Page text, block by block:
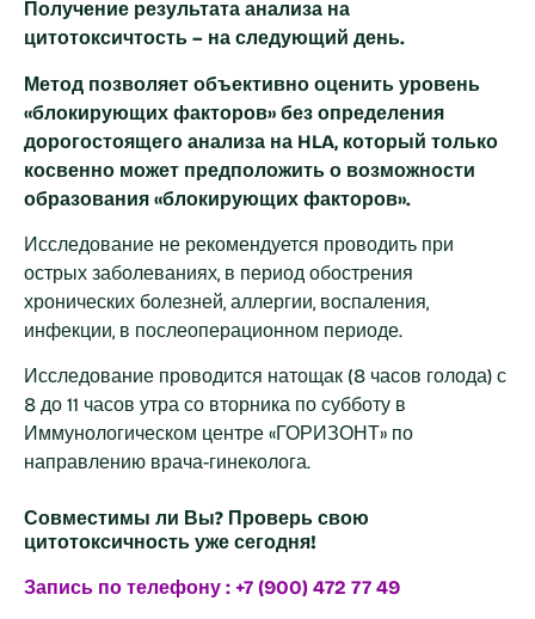
Получение результата анализа на
цитотоксичтость – на следующий день.
Метод позволяет объективно оценить уровень
«блокирующих факторов» без определения
дорогостоящего анализа на HLA, который только
косвенно может предположить о возможности
образования «блокирующих факторов».
Исследование не рекомендуется проводить при
острых заболеваниях, в период обострения
хронических болезней, аллергии, воспаления,
инфекции, в послеоперационном периоде.
Исследование проводится натощак (8 часов голода) с
8 до 11 часов утра со вторника по субботу в
Иммунологическом центре «ГОРИЗОНТ» по
направлению врача-гинеколога.
Совместимы ли Вы? Проверь свою
цитотоксичность уже сегодня!
Запись по телефону : +7 (900) 472 77 49